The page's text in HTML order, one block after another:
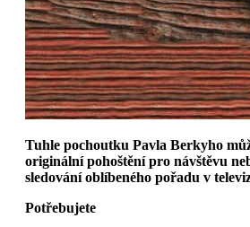
Tuhle pochoutku Pavla Berkyho
originální pohoštění pro návštěvu
sledování oblíbeného pořadu v
Potřebujete